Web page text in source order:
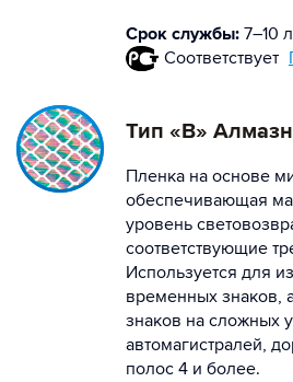
Срок службы: 7–10
Соответствует
Тип «В»
Пленка на основе
обеспечивающая
уровень
соответствующие
Используется для
временных знаков,
знаков на сложных
автомагистралей,
полос 4 и более.